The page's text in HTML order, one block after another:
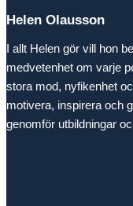
Helen Olausson
I allt Helen gör vill hon
medvetenhet om varje
stora mod, nyfikenhet
motivera, inspirera och
genomför utbildningar